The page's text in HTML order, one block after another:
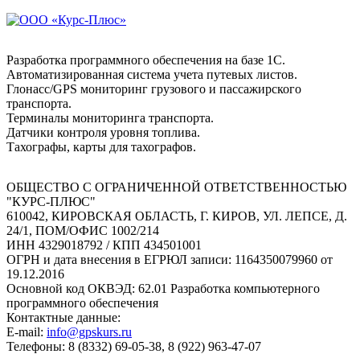
Разработка программного обеспечения на базе 1С.
Автоматизированная система учета путевых листов.
Глонасс/GPS мониторинг грузового и пассажирского
транспорта.
Терминалы мониторинга транспорта.
Датчики контроля уровня топлива.
Тахографы, карты для тахографов.
ОБЩЕСТВО С ОГРАНИЧЕННОЙ ОТВЕТСТВЕННОСТЬЮ
"КУРС-ПЛЮС"
610042, КИРОВСКАЯ ОБЛАСТЬ, Г. КИРОВ, УЛ. ЛЕПСЕ, Д.
24/1, ПОМ/ОФИС 1002/214
ИНН 4329018792 / КПП 434501001
ОГРН и дата внесения в ЕГРЮЛ записи: 1164350079960 от
19.12.2016
Основной код ОКВЭД: 62.01 Разработка компьютерного
программного обеспечения
Контактные данные:
E-mail: info@gpskurs.ru
Телефоны: 8 (8332) 69-05-38, 8 (922) 963-47-07